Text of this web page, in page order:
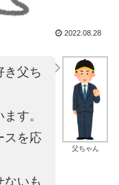
2022.08.28
父ちゃん
き父ち
す。
スを応
ないも